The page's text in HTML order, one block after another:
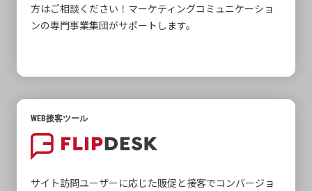
方はご相談ください！マーケティングコミュニケーショ
ンの専門事業集団がサポートします。
WEB接客ツール
サイト訪問ユーザーに応じた販促と接客でコンバージョ